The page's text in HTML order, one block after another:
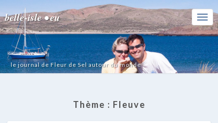
belle-isle • eu
le journal de Fleur de Sel autour du monde
Thème : Fleuve